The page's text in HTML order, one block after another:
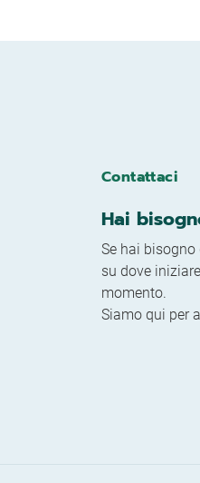
Contattaci
Hai
Se hai
su dove
momento.
Siamo qui per